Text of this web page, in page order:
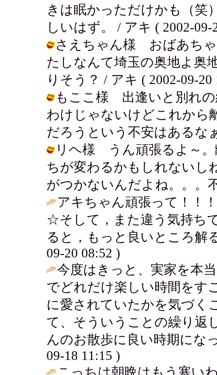
きは眠かっただけかも（
しいはず。 / アキ ( 2002-09-
さえちゃん様 おばあちゃ
たしなんて埼玉の奥地よ奥
りそう？ / アキ ( 2002-09-20
もここ様 出逢いと別れの
わけじゃないけどこれから
だろうという不安はあるな
リヘ様 うん頑張るよ～。
ちが変わるかもしれないし
がつかないんだよね。。。
アキちゃん頑張って！！
☆そして，また違う気持ち
ると，もっと良いところ解
09-20 08:52 )
今度はきっと、実家を本
でどれだけ楽しい時間をす
に愛されていたかを気づく
て、そういうことの繰り
んのお散歩に良い時期にな
09-18 11:15 )
こっちは朝晩はもう寒い